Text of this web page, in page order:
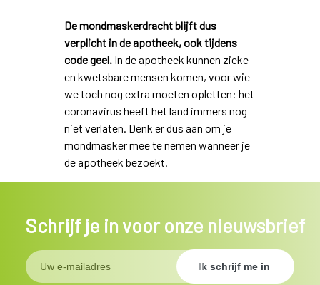
De mondmaskerdracht blijft dus
verplicht in de apotheek, ook tijdens
code geel.In de apotheek kunnen zieke
en kwetsbare mensen komen, voor wie
we toch nog extra moeten opletten: het
coronavirus heeft het land immers nog
niet verlaten. Denk er dus aan om je
mondmasker mee te nemen wanneer je
de apotheek bezoekt.
Schrijf je in voor onze nieuwsbrief